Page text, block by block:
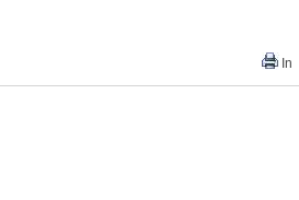
In